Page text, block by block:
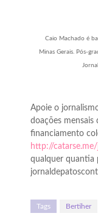
Caio Machado é
Minas Gerais. Pós-
Apoie o
doações
financiamento
http://
qualquer quantia
Tags Bertiher